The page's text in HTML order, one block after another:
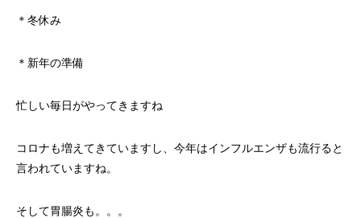
＊冬休み
＊新年の準備
忙しい毎日がやってきますね
コロナも増えてきていますし、今年はインフルエンザも流行ると
言われていますね。
そして胃腸炎も。。。